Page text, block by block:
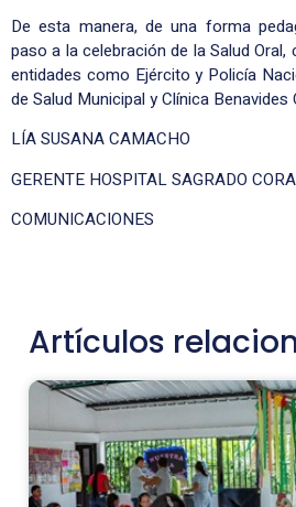
De esta manera, de una forma
paso a la celebración de la Salud
entidades como Ejército y Policía
de Salud Municipal y Clínica Benavides
LÍA SUSANA CAMACHO
GERENTE HOSPITAL SAGRADO
COMUNICACIONES
Artículos